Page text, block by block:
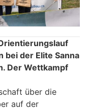
bei der Elite Sanna
Der Wettkampf
über die
auf der